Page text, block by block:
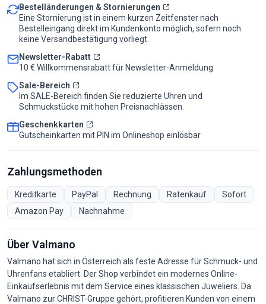
Bestelländerungen & Stornierungen
Eine Stornierung ist in einem kurzen Zeitfenster nach
Bestelleingang direkt im Kundenkonto möglich, sofern noch
keine Versandbestätigung vorliegt.
Newsletter-Rabatt
10 € Willkommensrabatt für Newsletter-Anmeldung
Sale-Bereich
Im SALE-Bereich finden Sie reduzierte Uhren und
Schmuckstücke mit hohen Preisnachlässen.
Geschenkkarten
Gutscheinkarten mit PIN im Onlineshop einlösbar
Zahlungsmethoden
Kreditkarte PayPal Rechnung Ratenkauf
Sofort
Amazon Pay
Nachnahme
Über Valmano
Valmano hat sich in Österreich als feste Adresse für Schmuck- und
Uhrenfans etabliert. Der Shop verbindet ein modernes Online-
Einkaufserlebnis mit dem Service eines klassischen Juweliers. Da
Valmano zur CHRIST-Gruppe gehört, profitieren Kunden von einem